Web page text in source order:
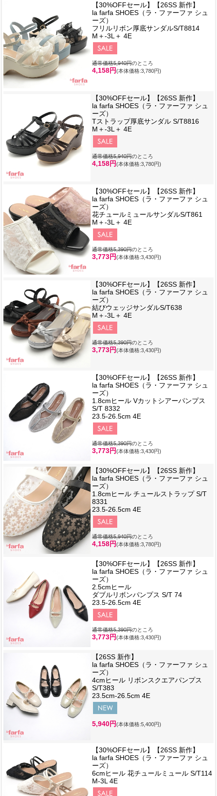
【30%OFFセール】【26SS 新作】
la farfa SHOES（ラ・ファーファ シュ
ーズ）
フリルリボン厚底サンダルS/T8814
M＋-3L＋ 4E
通常価格5,940円のところ
4,158円(本体価格:3,780円)
【30%OFFセール】【26SS 新作】
la farfa SHOES（ラ・ファーファ シュ
ーズ）
Tストラップ厚底サンダル S/T8816
M＋-3L＋ 4E
通常価格5,940円のところ
4,158円(本体価格:3,780円)
【30%OFFセール】【26SS 新作】
la farfa SHOES（ラ・ファーファ シュ
ーズ）
花チュールミュールサンダルS/T861
M＋-3L＋ 4E
通常価格5,390円のところ
3,773円(本体価格:3,430円)
【30%OFFセール】【26SS 新作】
la farfa SHOES（ラ・ファーファ シュ
ーズ）
結びウェッジサンダルS/T638
M＋-3L＋ 4E
通常価格5,390円のところ
3,773円(本体価格:3,430円)
【30%OFFセール】【26SS 新作】
la farfa SHOES（ラ・ファーファ シュ
ーズ）
1.8cmヒール Vカットシアーパンプス
S/T 8332
23.5-26.5cm 4E
通常価格5,390円のところ
3,773円(本体価格:3,430円)
【30%OFFセール】【26SS 新作】
la farfa SHOES（ラ・ファーファ シュ
ーズ）
1.8cmヒール チュールストラップ S/T
8331
23.5-26.5cm 4E
通常価格5,940円のところ
4,158円(本体価格:3,780円)
【30%OFFセール】【26SS 新作】
la farfa SHOES（ラ・ファーファ シュ
ーズ）
2.5cmヒール
ダブルリボンパンプス S/T 74
23.5-26.5cm 4E
通常価格5,390円のところ
3,773円(本体価格:3,430円)
【26SS 新作】
la farfa SHOES（ラ・ファーファ シュ
ーズ）
4cmヒール リボンスクエアパンプス
S/T383
23.5cm-26.5cm 4E
5,940円(本体価格:5,400円)
【30%OFFセール】【26SS 新作】
la farfa SHOES（ラ・ファーファ シュ
ーズ）
6cmヒール 花チュールミュール S/T114
M-3L 4E